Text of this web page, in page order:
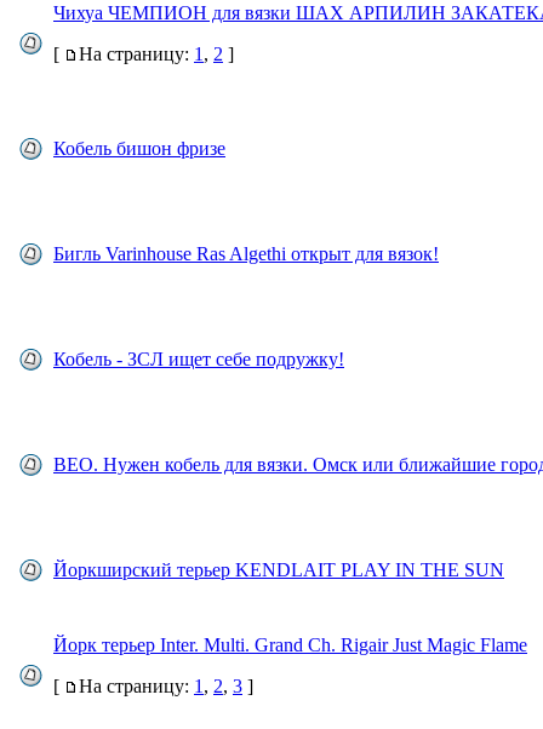
Чихуа ЧЕМПИОН для вязки ШАХ АРПИЛИН
[
На страницу: 1 , 2 ]
Кобель бишон фризе
Бигль Varinhouse Ras Algethi открыт для вязок!
Кобель - ЗСЛ ищет себе подружку!
ВЕО. Нужен кобель для вязки. Омск или ближайшие
Йоркширский терьер KENDLAIT PLAY IN THE SUN
Йорк терьер Inter. Multi. Grand Ch. Rigair Just Magic Flame
[
На страницу: 1 , 2, 3 ]